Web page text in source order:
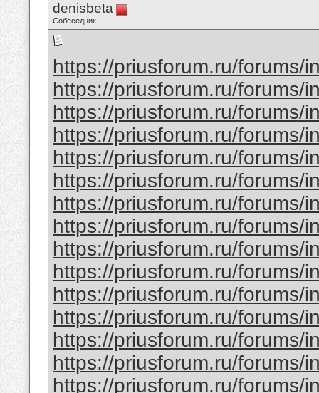
denisbeta
Собеседник
https://priusforum.ru/forums/
https://priusforum.ru/forums/
https://priusforum.ru/forums/
https://priusforum.ru/forums/
https://priusforum.ru/forums/
https://priusforum.ru/forums/
https://priusforum.ru/forums/
https://priusforum.ru/forums/
https://priusforum.ru/forums/
https://priusforum.ru/forums/
https://priusforum.ru/forums/
https://priusforum.ru/forums/
https://priusforum.ru/forums/
https://priusforum.ru/forums/
https://priusforum.ru/forums/